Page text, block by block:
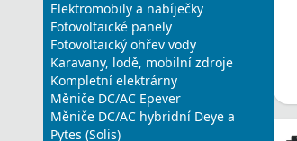
Elektromobily a nabíječky
Fotovoltaické panely
Fotovoltaický ohřev vody
Karavany, lodě, mobilní zdroje
Kompletní elektrárny
Měniče DC/AC Epever
Měniče DC/AC hybridní Deye a
Pytes (Solis)